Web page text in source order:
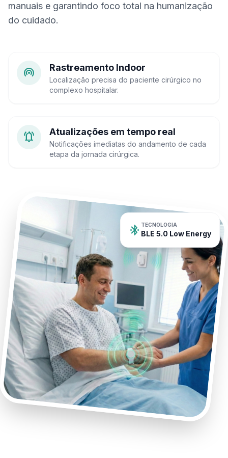
bluetooth_connected TECNOLOGIA
BLE 5.0 Low Energy
manuais e garantindo foco total na humanização
do cuidado.
wifi_tethering Rastreamento Indoor
Localização precisa do paciente cirúrgico no
complexo hospitalar.
notifications_active Atualizações em tempo real
Notificações imediatas do andamento de cada
etapa da jornada cirúrgica.